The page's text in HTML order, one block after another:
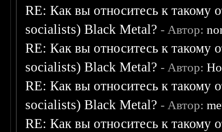
RE: Как вы относитесь к такому
socialists) Black Metal? - Автор:
RE: Как вы относитесь к такому
socialists) Black Metal? - Автор:
RE: Как вы относитесь к такому
socialists) Black Metal? - Автор:
RE: Как вы относитесь к такому